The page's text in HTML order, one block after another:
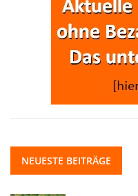
NEUESTE BEITRÄGE